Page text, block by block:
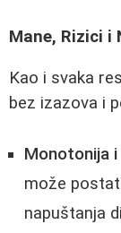
Mane, Rizici i
Kao i svaka
bez izazova i
Monotonija i
može
napuštanja